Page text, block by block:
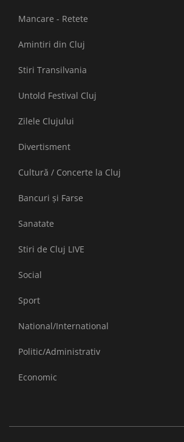
Mancare - Retete
Amintiri din Cluj
Stiri Transilvania
Untold Festival Cluj
Zilele Clujului
Divertisment
Cultură / Concerte la Cluj
Bancuri și Farse
Sanatate
Stiri de Cluj LIVE
Social
Sport
National/International
Politic/Administrativ
Economic